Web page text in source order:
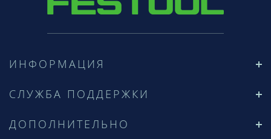
ИНФОРМАЦИЯ
СЛУЖБА ПОДДЕРЖКИ
ДОПОЛНИТЕЛЬНО